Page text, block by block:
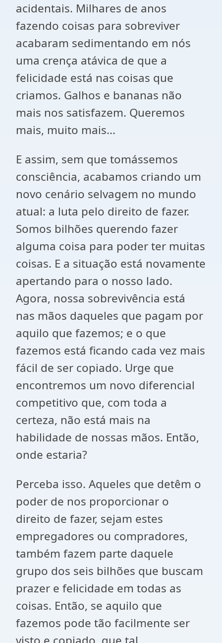
acidentais. Milhares de anos
fazendo coisas para sobreviver
acabaram sedimentando em nós
uma crença atávica de que a
felicidade está nas coisas que
criamos. Galhos e bananas não
mais nos satisfazem. Queremos
mais, muito mais...
E assim, sem que tomássemos
consciência, acabamos criando um
novo cenário selvagem no mundo
atual: a luta pelo direito de fazer.
Somos bilhões querendo fazer
alguma coisa para poder ter muitas
coisas. E a situação está novamente
apertando para o nosso lado.
Agora, nossa sobrevivência está
nas mãos daqueles que pagam por
aquilo que fazemos; e o que
fazemos está ficando cada vez mais
fácil de ser copiado. Urge que
encontremos um novo diferencial
competitivo que, com toda a
certeza, não está mais na
habilidade de nossas mãos. Então,
onde estaria?
Perceba isso. Aqueles que detêm o
poder de nos proporcionar o
direito de fazer, sejam estes
empregadores ou compradores,
também fazem parte daquele
grupo dos seis bilhões que buscam
prazer e felicidade em todas as
coisas. Então, se aquilo que
fazemos pode tão facilmente ser